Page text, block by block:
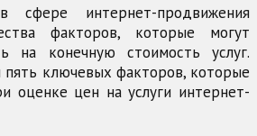
сфере интернет-продвижения
факторов, которые могут
на конечную стоимость услуг.
ключевых факторов, которые
оценке цен на услуги интернет-